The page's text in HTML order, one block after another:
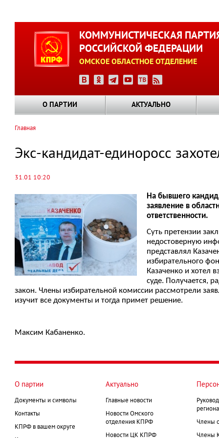
КОММУНИСТИЧЕСКАЯ
РОССИЙСКОЙ ФЕДЕРАЦИИ
ОМСКОЕ ОБЛАСТНОЕ ОТДЕЛЕНИЕ
О ПАРТИИ АКТУАЛЬНО
навигации
Главная
Экс-кандидат-единоросс
31.01 10:20
На бывшего
заявление в
ответственности.
Суть претензии
недостоверную
представлял
избирательного
Казаченко и хотел
суде. Получается,
закон. Члены избирательной комиссии рассмотрели
изучит все документы и тогда примет решение.
Максим Кабаненко.
О партии
Документы и символы
Контакты
КПРФ в вашем округе
Актуально
Главные новости
Новости Омского
отделения КПРФ
Новости ЦК КПРФ
Члены
Члены